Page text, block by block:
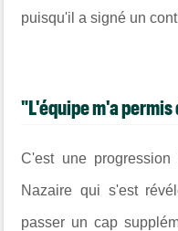
puisqu'il a signé un
"L'équipe m'a
C'est une
Nazaire qui s'est
passer un cap